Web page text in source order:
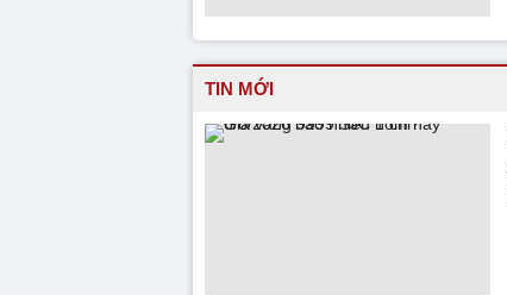
TIN MỚI